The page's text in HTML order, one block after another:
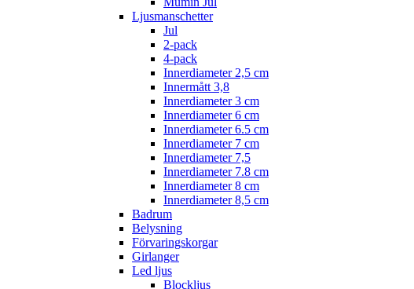
Ljusmanschetter
Jul
2-pack
4-pack
Innerdiameter 2,5 cm
Innermått 3,8
Innerdiameter 3 cm
Innerdiameter 6 cm
Innerdiameter 6.5 cm
Innerdiameter 7 cm
Innerdiameter 7,5
Innerdiameter 7.8 cm
Innerdiameter 8 cm
Innerdiameter 8,5 cm
Badrum
Belysning
Förvaringskorgar
Girlanger
Led ljus
Blockljus